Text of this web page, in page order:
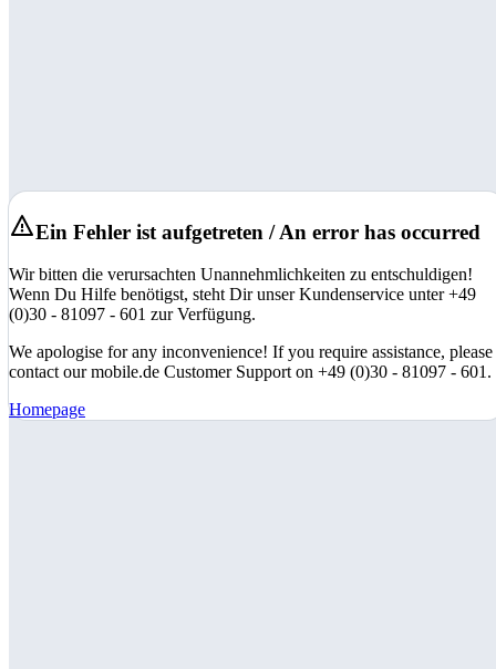
Ein Fehler ist aufgetreten / An error has occurred
Wir bitten die verursachten Unannehmlichkeiten zu entschuldigen!
Wenn Du Hilfe benötigst, steht Dir unser Kundenservice unter +49
(0)30 - 81097 - 601 zur Verfügung.
We apologise for any inconvenience! If you require assistance, please
contact our mobile.de Customer Support on +49 (0)30 - 81097 - 601.
Homepage